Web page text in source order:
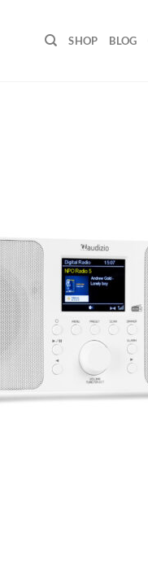
SHOP BLOG